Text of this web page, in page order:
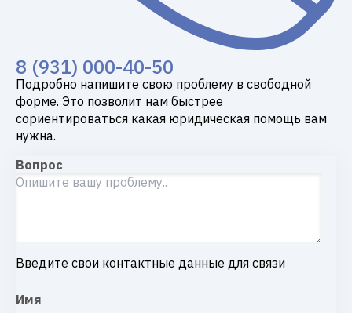
8 (931) 000-40-50
Подробно напишите свою проблему в свободной
форме. Это позволит нам быстрее
сориентироваться какая юридическая помощь вам
нужна.
Вопрос
Введите свои контактные данные для связи
Имя